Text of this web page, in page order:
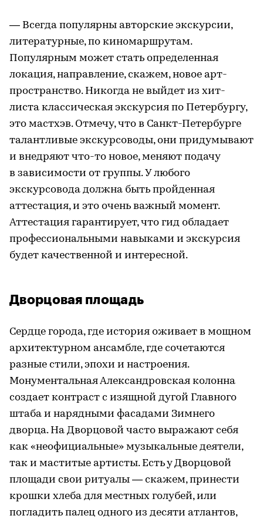
— Всегда популярны авторские экскурсии,
литературные, по киномаршрутам.
Популярным может стать определенная
локация, направление, скажем, новое арт-
пространство. Никогда не выйдет из хит-
листа классическая экскурсия по Петербургу,
это мастхэв. Отмечу, что в Санкт-Петербурге
талантливые экскурсоводы, они придумывают
и внедряют что-то новое, меняют подачу
в зависимости от группы. У любого
экскурсовода должна быть пройденная
аттестация, и это очень важный момент.
Аттестация гарантирует, что гид обладает
профессиональными навыками и экскурсия
будет качественной и интересной.
Дворцовая площадь
Сердце города, где история оживает в мощном
архитектурном ансамбле, где сочетаются
разные стили, эпохи и настроения.
Монументальная Александровская колонна
создает контраст с изящной дугой Главного
штаба и нарядными фасадами Зимнего
дворца. На Дворцовой часто выражают себя
как «неофициальные» музыкальные деятели,
так и маститые артисты. Есть у Дворцовой
площади свои ритуалы — скажем, принести
крошки хлеба для местных голубей, или
погладить палец одного из десяти атлантов,